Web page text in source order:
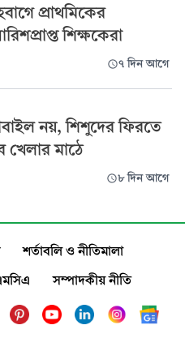
প্রাথমিকের
শিক্ষকেরা
৭ দিন আগে
নয়, শিশুদের ফিরতে
খেলার মাঠে
৮ দিন আগে
শর্তাবলি ও নীতিমালা
সম্পাদকীয় নীতি